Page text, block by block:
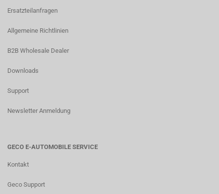
Ersatzteilanfragen
Allgemeine Richtlinien
B2B Wholesale Dealer
Downloads
Support
Newsletter Anmeldung
GECO E-AUTOMOBILE SERVICE
Kontakt
Geco Support